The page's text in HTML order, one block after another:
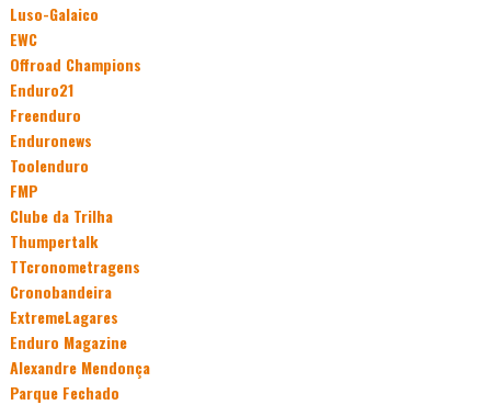
Luso-Galaico
EWC
Offroad Champions
Enduro21
Freenduro
Enduronews
Toolenduro
FMP
Clube da Trilha
Thumpertalk
TTcronometragens
Cronobandeira
ExtremeLagares
Enduro Magazine
Alexandre Mendonça
Parque Fechado